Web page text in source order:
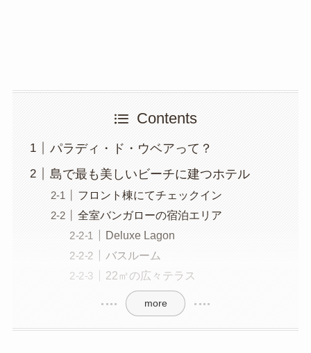
Contents
パラディ・ド・ウベアって？
島で最も美しいビーチに建つホテル
フロント棟にてチェックイン
全室バンガローの宿泊エリア
Deluxe Lagon
バスルーム
22㎡の広々テラス
more